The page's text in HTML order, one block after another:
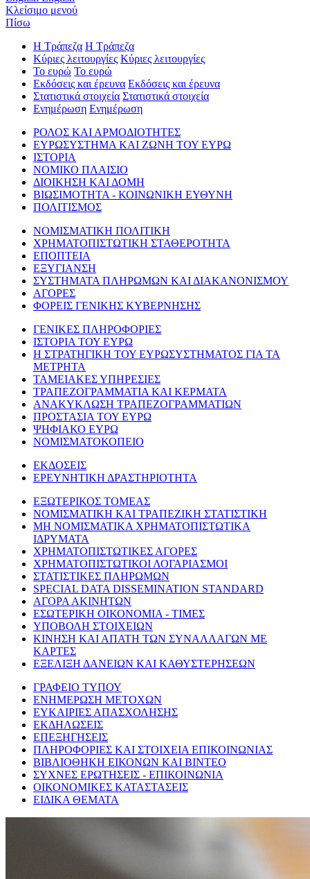
Κλείσιμο μενού
Πίσω
Η Τράπεζα Η Τράπεζα
Κύριες λειτουργίες Κύριες λειτουργίες
Το ευρώ Το ευρώ
Εκδόσεις και έρευνα Εκδόσεις και έρευνα
Στατιστικά στοιχεία Στατιστικά στοιχεία
Ενημέρωση Ενημέρωση
ΡΟΛΟΣ ΚΑΙ ΑΡΜΟΔΙΟΤΗΤΕΣ
ΕΥΡΩΣΥΣΤΗΜΑ ΚΑΙ ΖΩΝΗ ΤΟΥ ΕΥΡΩ
ΙΣΤΟΡΙΑ
ΝΟΜΙΚΟ ΠΛΑΙΣΙΟ
ΔΙΟΙΚΗΣΗ ΚΑΙ ΔΟΜΗ
ΒΙΩΣΙΜΟΤΗΤΑ - ΚΟΙΝΩΝΙΚΗ ΕΥΘΥΝΗ
ΠΟΛΙΤΙΣΜΟΣ
ΝΟΜΙΣΜΑΤΙΚΗ ΠΟΛΙΤΙΚΗ
ΧΡΗΜΑΤΟΠΙΣΤΩΤΙΚΗ ΣΤΑΘΕΡΟΤΗΤΑ
ΕΠΟΠΤΕΙΑ
ΕΞΥΓΙΑΝΣΗ
ΣΥΣΤΗΜΑΤΑ ΠΛΗΡΩΜΩΝ ΚΑΙ ΔΙΑΚΑΝΟΝΙΣΜΟΥ
ΑΓΟΡΕΣ
ΦΟΡΕΙΣ ΓΕΝΙΚΗΣ ΚΥΒΕΡΝΗΣΗΣ
ΓΕΝΙΚΕΣ ΠΛΗΡΟΦΟΡΙΕΣ
ΙΣΤΟΡΙΑ ΤΟΥ ΕΥΡΩ
Η ΣΤΡΑΤΗΓΙΚΗ ΤΟΥ ΕΥΡΩΣΥΣΤΗΜΑΤΟΣ ΓΙΑ ΤΑ
ΜΕΤΡΗΤΑ
ΤΑΜΕΙΑΚΕΣ ΥΠΗΡΕΣΙΕΣ
ΤΡΑΠΕΖΟΓΡΑΜΜΑΤΙΑ ΚΑΙ ΚΕΡΜΑΤΑ
ΑΝΑΚΥΚΛΩΣΗ ΤΡΑΠΕΖΟΓΡΑΜΜΑΤΙΩΝ
ΠΡΟΣΤΑΣΙΑ ΤΟΥ ΕΥΡΩ
ΨΗΦΙΑΚΟ ΕΥΡΩ
ΝΟΜΙΣΜΑΤΟΚΟΠΕΙΟ
ΕΚΔΟΣΕΙΣ
ΕΡΕΥΝΗΤΙΚΗ ΔΡΑΣΤΗΡΙΟΤΗΤΑ
ΕΞΩΤΕΡΙΚΟΣ ΤΟΜΕΑΣ
ΝΟΜΙΣΜΑΤΙΚΗ ΚΑΙ ΤΡΑΠΕΖΙΚΗ ΣΤΑΤΙΣΤΙΚΗ
ΜΗ ΝΟΜΙΣΜΑΤΙΚΑ ΧΡΗΜΑΤΟΠΙΣΤΩΤΙΚΑ
ΙΔΡΥΜΑΤΑ
ΧΡΗΜΑΤΟΠΙΣΤΩΤΙΚΕΣ ΑΓΟΡΕΣ
ΧΡΗΜΑΤΟΠΙΣΤΩΤΙΚΟΙ ΛΟΓΑΡΙΑΣΜΟΙ
ΣΤΑΤΙΣΤΙΚΕΣ ΠΛΗΡΩΜΩΝ
SPECIAL DATA DISSEMINATION STANDARD
ΑΓΟΡΑ ΑΚΙΝΗΤΩΝ
ΕΣΩΤΕΡΙΚΗ ΟΙΚΟΝΟΜΙΑ - ΤΙΜΕΣ
ΥΠΟΒΟΛΗ ΣΤΟΙΧΕΙΩΝ
ΚΙΝΗΣΗ ΚΑΙ ΑΠΑΤΗ ΤΩΝ ΣΥΝΑΛΛΑΓΩΝ ΜΕ
ΚΑΡΤΕΣ
ΕΞΕΛΙΞΗ ΔΑΝΕΙΩΝ ΚΑΙ ΚΑΘΥΣΤΕΡΗΣΕΩΝ
ΓΡΑΦΕΙΟ ΤΥΠΟΥ
ΕΝΗΜΕΡΩΣΗ ΜΕΤΟΧΩΝ
ΕΥΚΑΙΡΙΕΣ ΑΠΑΣΧΟΛΗΣΗΣ
ΕΚΔΗΛΩΣΕΙΣ
ΕΠΕΞΗΓΗΣΕΙΣ
ΠΛΗΡΟΦΟΡΙΕΣ ΚΑΙ ΣΤΟΙΧΕΙΑ ΕΠΙΚΟΙΝΩΝΙΑΣ
ΒΙΒΛΙΟΘΗΚΗ ΕΙΚΟΝΩΝ ΚΑΙ ΒΙΝΤΕΟ
ΣΥΧΝΕΣ ΕΡΩΤΗΣΕΙΣ - ΕΠΙΚΟΙΝΩΝΙΑ
ΟΙΚΟΝΟΜΙΚΕΣ ΚΑΤΑΣΤΑΣΕΙΣ
ΕΙΔΙΚΑ ΘΕΜΑΤΑ